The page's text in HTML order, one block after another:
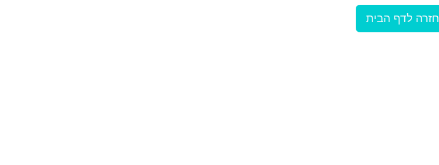
חזרה לדף הבית